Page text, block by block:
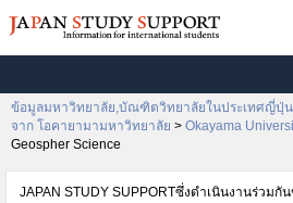
ข้อมูลมหาวิทยาลัย,บัณฑิตวิทยาลัยในประเทศญี่ปุ่น
จาก โอคายามามหาวิทยาลัย > Okayama
Geospher Science
JAPAN STUDY SUPPORTซึ่งดำเนินงานร่วมกั